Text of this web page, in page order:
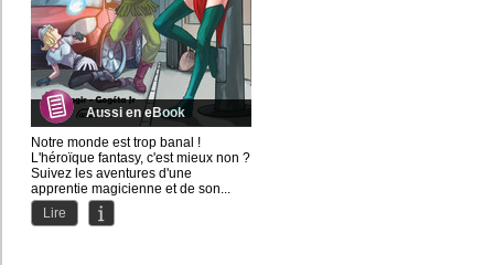
Aussi en eBook
Notre monde est trop banal !
L'héroïque fantasy, c'est mieux non ?
Suivez les aventures d'une
apprentie magicienne et de son...
Lire